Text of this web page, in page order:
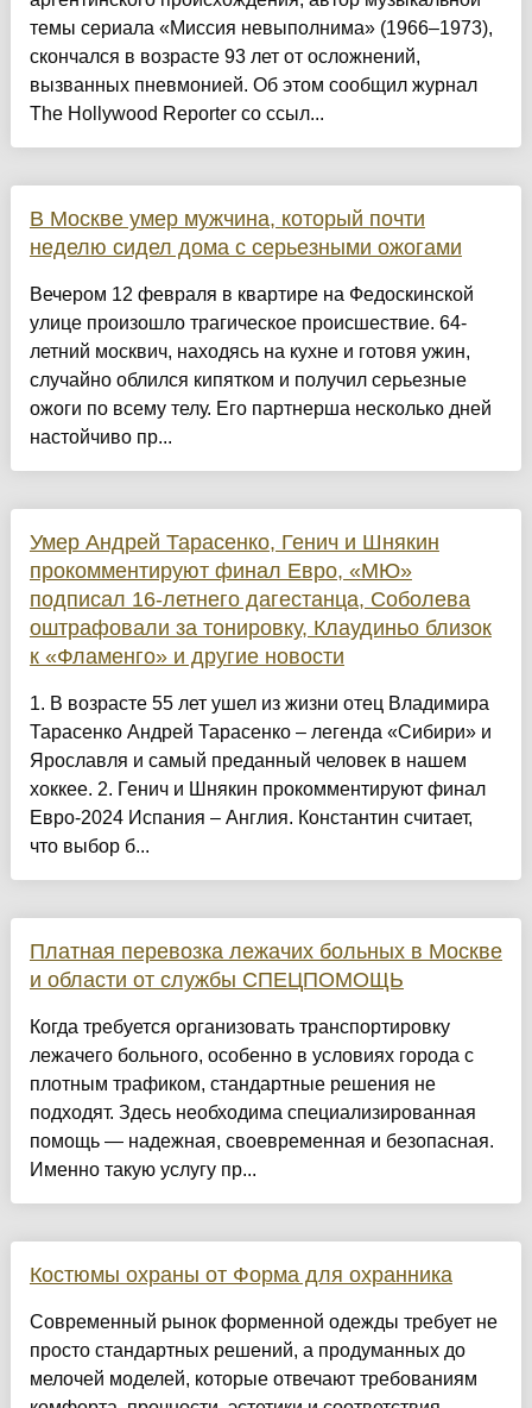
темы сериала «Миссия невыполнима» (1966–1973),
скончался в возрасте 93 лет от осложнений,
вызванных пневмонией. Об этом сообщил журнал
The Hollywood Reporter со ссыл...
В Москве умер мужчина, который почти
неделю сидел дома с серьезными ожогами
Вечером 12 февраля в квартире на Федоскинской
улице произошло трагическое происшествие. 64-
летний москвич, находясь на кухне и готовя ужин,
случайно облился кипятком и получил серьезные
ожоги по всему телу. Его партнерша несколько дней
настойчиво пр...
Умер Андрей Тарасенко, Генич и Шнякин
прокомментируют финал Евро, «МЮ»
подписал 16-летнего дагестанца, Соболева
оштрафовали за тонировку, Клаудиньо близок
к «Фламенго» и другие новости
1. В возрасте 55 лет ушел из жизни отец Владимира
Тарасенко Андрей Тарасенко – легенда «Сибири» и
Ярославля и самый преданный человек в нашем
хоккее. 2. Генич и Шнякин прокомментируют финал
Евро-2024 Испания – Англия. Константин считает,
что выбор б...
Платная перевозка лежачих больных в Москве
и области от службы СПЕЦПОМОЩЬ
Когда требуется организовать транспортировку
лежачего больного, особенно в условиях города с
плотным трафиком, стандартные решения не
подходят. Здесь необходима специализированная
помощь — надежная, своевременная и безопасная.
Именно такую услугу пр...
Костюмы охраны от Форма для охранника
Современный рынок форменной одежды требует не
просто стандартных решений, а продуманных до
мелочей моделей, которые отвечают требованиям